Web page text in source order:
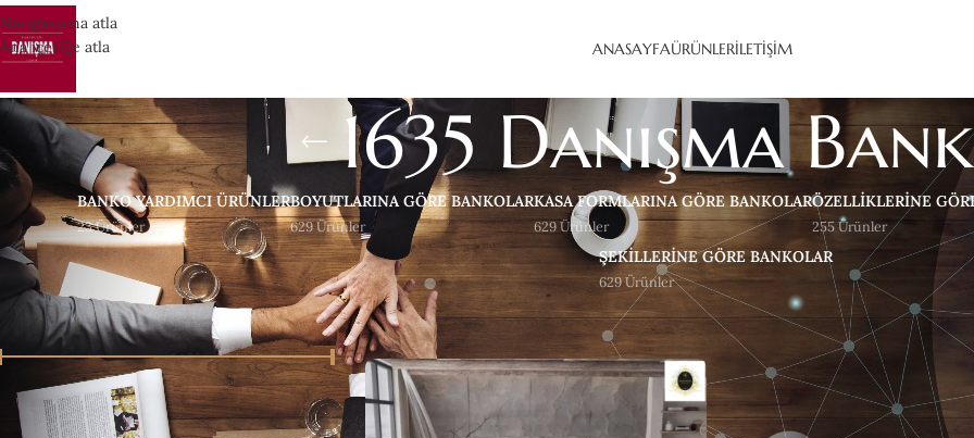
Navigasyona atla
Ana içeriğe atla
ANASAYFAÜRÜNLERİLETIŞIM
1635 Danışma
BANKO YARDIMCI ÜRÜNLER
23 Ürünler
BOYUTLARINA GÖRE BANKOLAR
629 Ürünler
KASA FORMLARINA GÖRE BANKOLAR
629 Ürünler
ÖZELLIKLERINE
255 Ürünler
ŞEKILLERINE GÖRE BANKOLAR
629 Ürünler
FILTER BY PRICE
FILTRELE
Fiyat: 37.690 ₺—51.410 ₺
Home»1635 Danışma Bankoları